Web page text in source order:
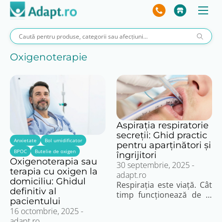
Oxigenoterapie
Anxietate
Bol umidificator
BPOC
Butelie de oxigen
Oxigenoterapia sau
terapia cu oxigen la
domiciliu: Ghidul
definitiv al
pacientului
16 octombrie, 2025 -
Aspirația respiratorie
secreții: Ghid practic
pentru aparținători și
îngrijitori
30 septembrie, 2025 -
adapt.ro
Respirația este viață. Cât
timp funcționează de la